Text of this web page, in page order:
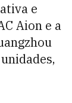
e
Aion e a